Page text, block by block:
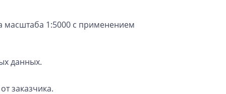
масштаба 1:5000 с применением
данных.
заказчика.